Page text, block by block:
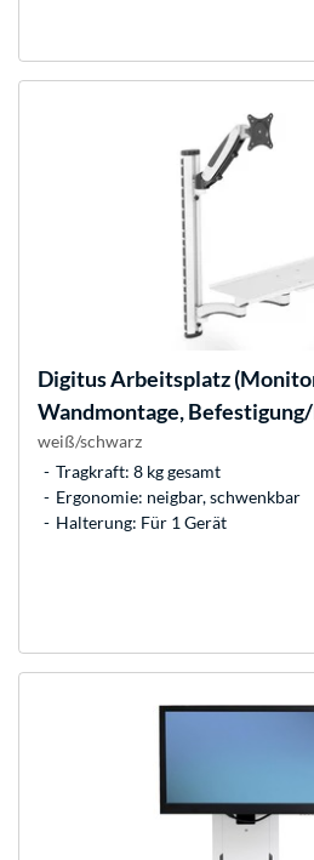
DigitusArbeitsplatz
Wandmontage,
weiß/schwarz
Tragkraft: 8 kg gesamt
Ergonomie: neigbar, schwenkbar
Halterung: Für 1 Gerät